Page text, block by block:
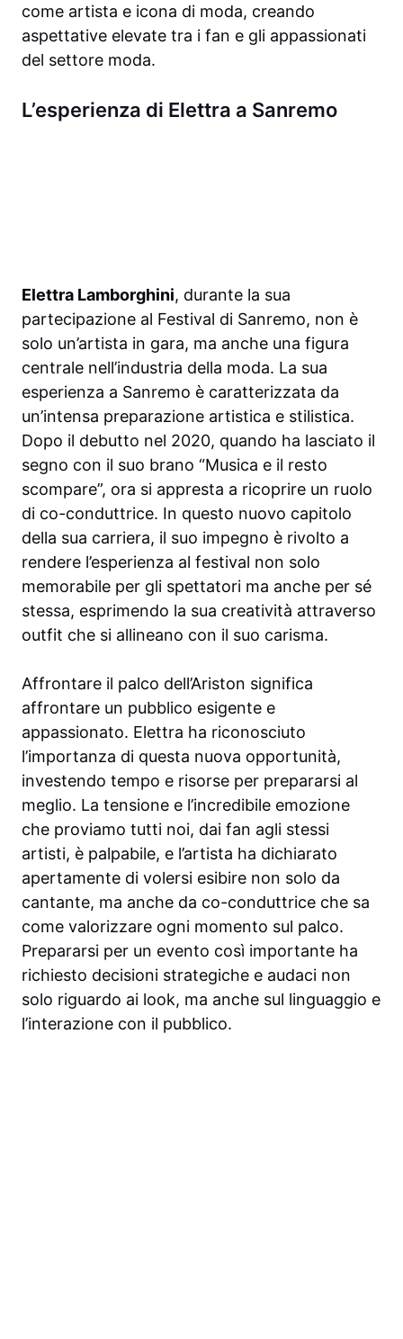
come artista e icona di moda, creando
aspettative elevate tra i fan e gli appassionati
del settore moda.
L’esperienza di Elettra a Sanremo
Elettra Lamborghini, durante la sua
partecipazione al Festival di Sanremo, non è
solo un’artista in gara, ma anche una figura
centrale nell’industria della moda. La sua
esperienza a Sanremo è caratterizzata da
un’intensa preparazione artistica e stilistica.
Dopo il debutto nel 2020, quando ha lasciato il
segno con il suo brano “Musica e il resto
scompare”, ora si appresta a ricoprire un ruolo
di co-conduttrice. In questo nuovo capitolo
della sua carriera, il suo impegno è rivolto a
rendere l’esperienza al festival non solo
memorabile per gli spettatori ma anche per sé
stessa, esprimendo la sua creatività attraverso
outfit che si allineano con il suo carisma.
Affrontare il palco dell’Ariston significa
affrontare un pubblico esigente e
appassionato. Elettra ha riconosciuto
l’importanza di questa nuova opportunità,
investendo tempo e risorse per prepararsi al
meglio. La tensione e l’incredibile emozione
che proviamo tutti noi, dai fan agli stessi
artisti, è palpabile, e l’artista ha dichiarato
apertamente di volersi esibire non solo da
cantante, ma anche da co-conduttrice che sa
come valorizzare ogni momento sul palco.
Prepararsi per un evento così importante ha
richiesto decisioni strategiche e audaci non
solo riguardo ai look, ma anche sul linguaggio e
l’interazione con il pubblico.